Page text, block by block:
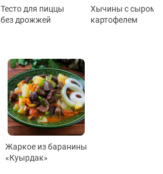
Тесто для пиццы
без дрожжей
Хычины с сыром и
картофелем
Жаркое из баранины
«Куырдак»